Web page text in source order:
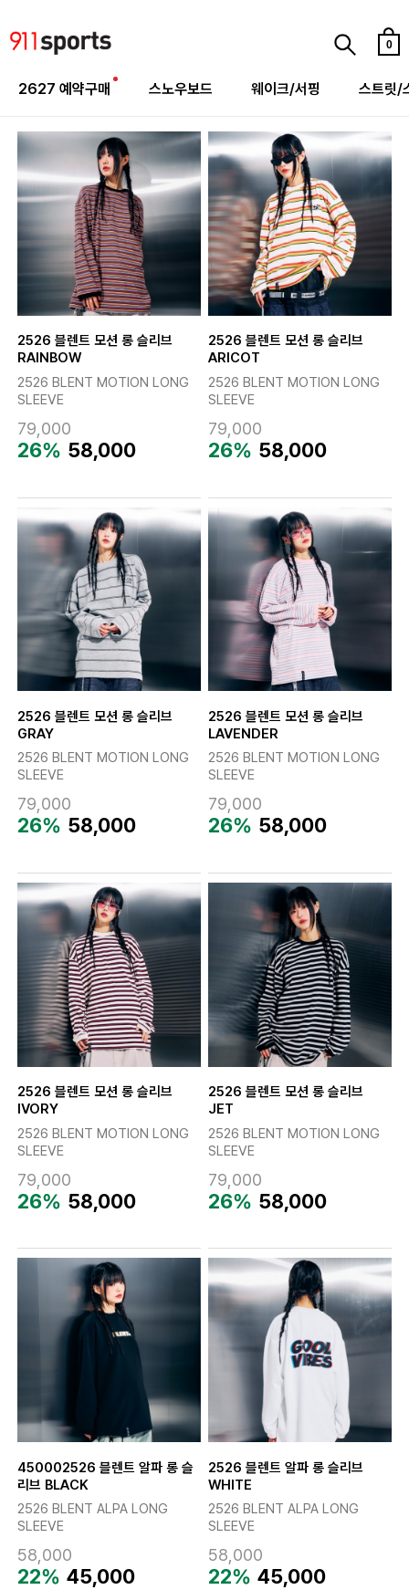
0
2627 예약구매 스노우보드 웨이크/서핑 스트릿/
2526 블렌트 모션 롱 슬리브
RAINBOW
2526 BLENT MOTION LONG
SLEEVE
79,000
26% 58,000
2526 블렌트 모션 롱 슬리브
ARICOT
2526 BLENT MOTION LONG
SLEEVE
79,000
26% 58,000
2526 블렌트 모션 롱 슬리브
GRAY
2526 BLENT MOTION LONG
SLEEVE
79,000
26% 58,000
2526 블렌트 모션 롱 슬리브
LAVENDER
2526 BLENT MOTION LONG
SLEEVE
79,000
26% 58,000
2526 블렌트 모션 롱 슬리브
IVORY
2526 BLENT MOTION LONG
SLEEVE
79,000
26% 58,000
2526 블렌트 모션 롱 슬리브
JET
2526 BLENT MOTION LONG
SLEEVE
79,000
26% 58,000
450002526 블렌트 알파 롱 슬
리브 BLACK
2526 BLENT ALPA LONG
SLEEVE
58,000
22% 45,000
2526 블렌트 알파 롱 슬리브
WHITE
2526 BLENT ALPA LONG
SLEEVE
58,000
22% 45,000